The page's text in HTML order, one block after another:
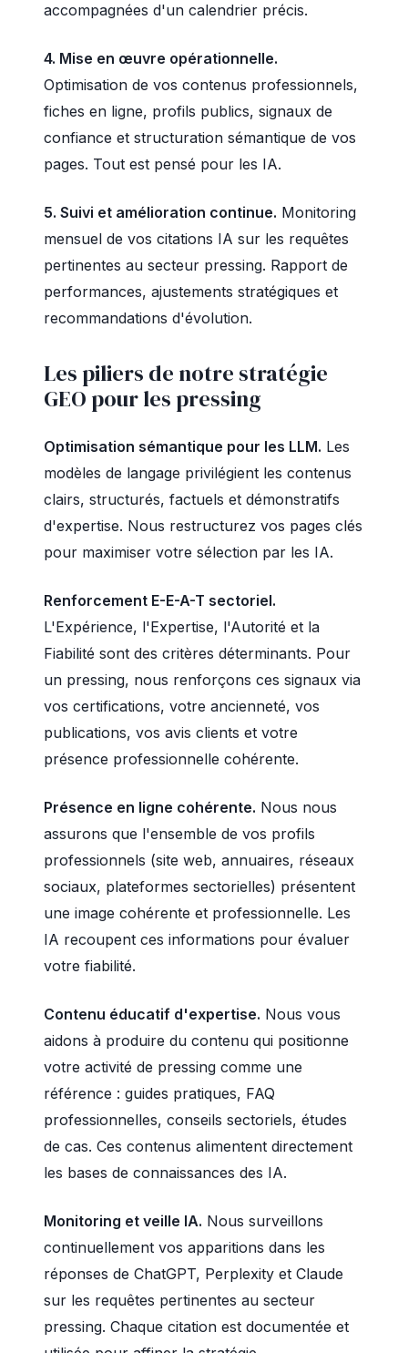
accompagnées d'un calendrier précis.
4. Mise en œuvre opérationnelle.
Optimisation de vos contenus professionnels,
fiches en ligne, profils publics, signaux de
confiance et structuration sémantique de vos
pages. Tout est pensé pour les IA.
5. Suivi et amélioration continue. Monitoring
mensuel de vos citations IA sur les requêtes
pertinentes au secteur pressing. Rapport de
performances, ajustements stratégiques et
recommandations d'évolution.
Les piliers de notre stratégie
GEO pour les pressing
Optimisation sémantique pour les LLM. Les
modèles de langage privilégient les contenus
clairs, structurés, factuels et démonstratifs
d'expertise. Nous restructurez vos pages clés
pour maximiser votre sélection par les IA.
Renforcement E-E-A-T sectoriel.
L'Expérience, l'Expertise, l'Autorité et la
Fiabilité sont des critères déterminants. Pour
un pressing, nous renforçons ces signaux via
vos certifications, votre ancienneté, vos
publications, vos avis clients et votre
présence professionnelle cohérente.
Présence en ligne cohérente. Nous nous
assurons que l'ensemble de vos profils
professionnels (site web, annuaires, réseaux
sociaux, plateformes sectorielles) présentent
une image cohérente et professionnelle. Les
IA recoupent ces informations pour évaluer
votre fiabilité.
Contenu éducatif d'expertise. Nous vous
aidons à produire du contenu qui positionne
votre activité de pressing comme une
référence : guides pratiques, FAQ
professionnelles, conseils sectoriels, études
de cas. Ces contenus alimentent directement
les bases de connaissances des IA.
Monitoring et veille IA. Nous surveillons
continuellement vos apparitions dans les
réponses de ChatGPT, Perplexity et Claude
sur les requêtes pertinentes au secteur
pressing. Chaque citation est documentée et